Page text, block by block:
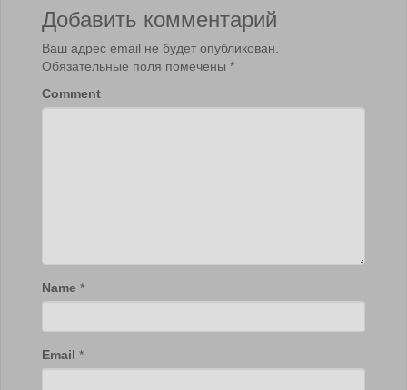
Добавить комментарий
Ваш адрес email не будет опубликован.
Обязательные поля помечены *
Comment
Name *
Email *